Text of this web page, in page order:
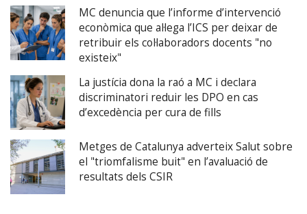
MC denuncia que l’informe d’intervenció
econòmica que al·lega l’ICS per deixar de
retribuir els col·laboradors docents "no
existeix"
La justícia dona la raó a MC i declara
discriminatori reduir les DPO en cas
d’excedència per cura de fills
Metges de Catalunya adverteix Salut sobre
el "triomfalisme buit" en l’avaluació de
resultats dels CSIR